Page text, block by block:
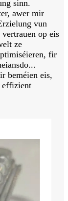
sinn.
awer mir
vun
op eis
ze
fir
beméien eis,
effizient